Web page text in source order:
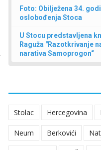
Foto: Obilježena 34.
oslobođenja Stoca
U Stocu predstavljena
Raguža "Razotkrivanje
narativa Samoprogon“
Stolac Hercegovina
Neum Berkovići